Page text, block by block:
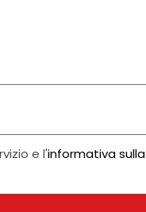
e l'informativa sulla